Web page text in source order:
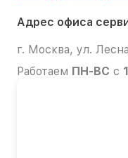
Адрес офиса
г. Москва, ул.
Работаем ПН-ВС с